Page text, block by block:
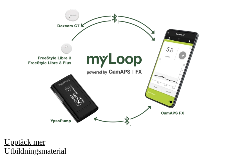
Upptäck mer
Utbildningsmaterial